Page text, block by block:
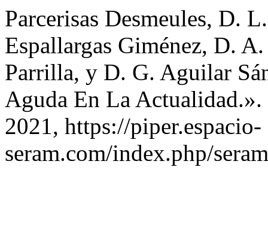
Parcerisas Desmeules, D.
Espallargas Giménez, D.
Parrilla, y D. G. Aguilar
Aguda En La Actualidad.».
2021, https://piper.espacio-
seram.com/index.php/